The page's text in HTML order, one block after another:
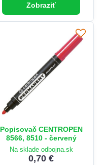
Zobraziť
Popisovač CENTROPEN
8566, 8510 - červený
Na sklade odbojna.sk
0,70 €